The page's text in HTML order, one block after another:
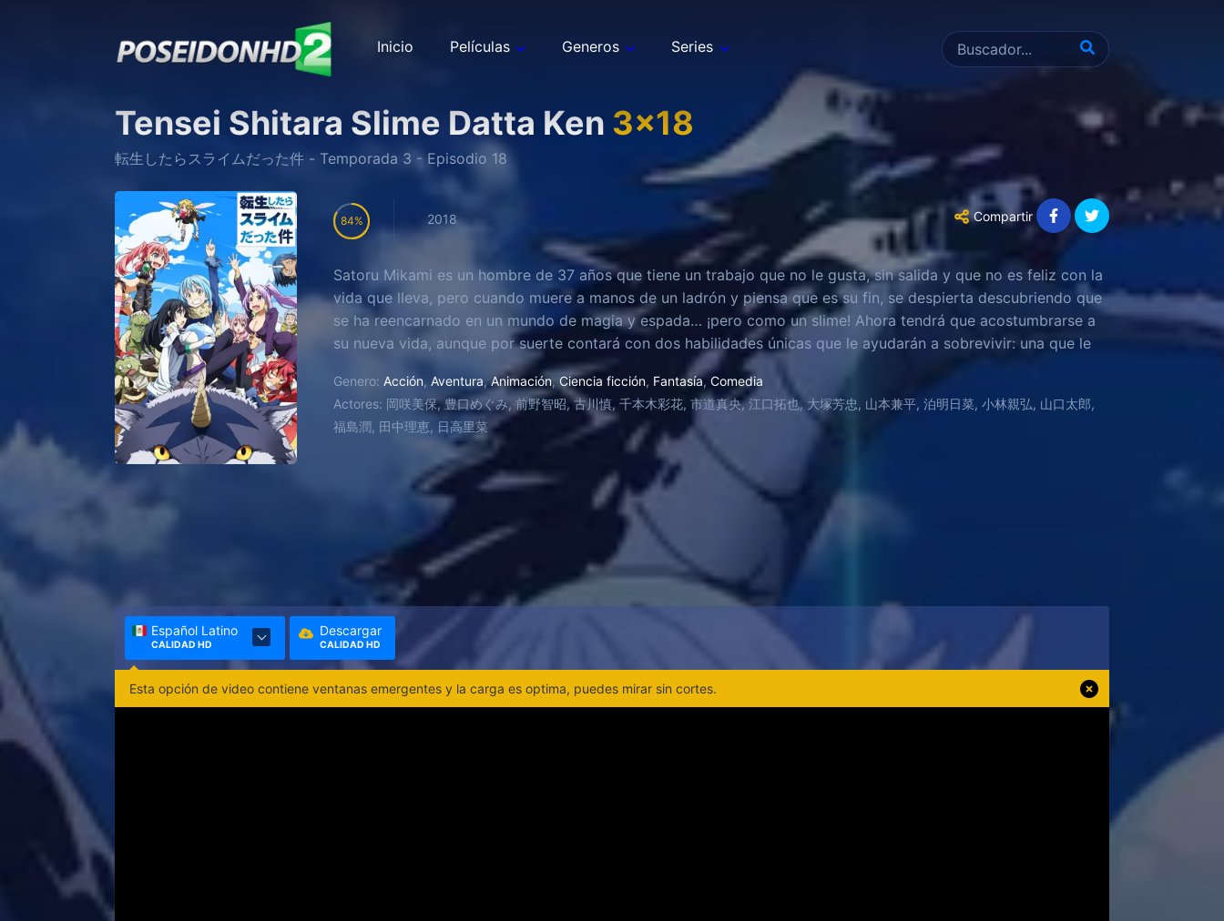
Inicio Películas Generos Series
Tensei Shitara Slime Datta Ken 3x18
転生したらスライムだった件 - Temporada 3 - Episodio 18
84 2018 Compartir
Satoru Mikami es un hombre de 37 años que tiene un trabajo que no le gusta, sin salida y que no es feliz con la
vida que lleva, pero cuando muere a manos de un ladrón y piensa que es su fin, se despierta descubriendo que
se ha reencarnado en un mundo de magia y espada… ¡pero como un slime! Ahora tendrá que acostumbrarse a
su nueva vida, aunque por suerte contará con dos habilidades únicas que le ayudarán a sobrevivir: una que le
proporciona una gran comprensión de todo lo que le rodea, y otra que le permite copiar las habilidades de sus
oponentes.
Genero: Acción, Aventura,Animación, Ciencia ficción, Fantasía, Comedia
Actores: 岡咲美保, 豊口めぐみ, 前野智昭, 古川慎, 千本木彩花, 市道真央, 江口拓也, 大塚芳忠, 山本兼平, 泊明日菜, 小林親弘, 山口太郎,
福島潤, 田中理恵, 日高里菜
Español Latino
CALIDAD HD
Descargar
CALIDAD HD
Esta opción de video contiene ventanas emergentes y la carga es optima, puedes mirar sin cortes.